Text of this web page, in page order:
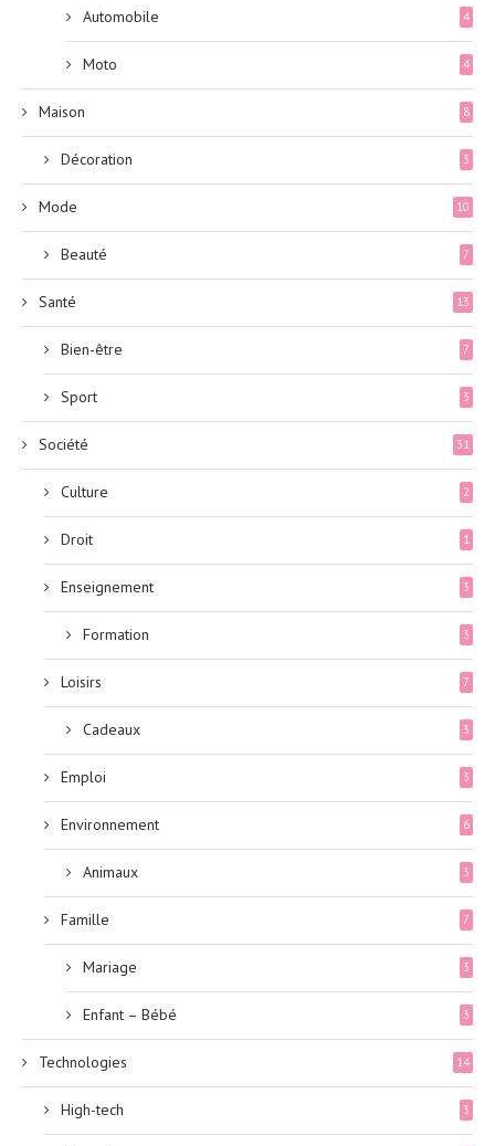
Automobile 4
Moto 4
Maison 8
Décoration 3
Mode 10
Beauté 7
Santé 13
Bien-être 7
Sport 3
Société 31
Culture 2
Droit 1
Enseignement 3
Formation 3
Loisirs 7
Cadeaux 3
Emploi 3
Environnement 6
Animaux 3
Famille 7
Mariage 3
Enfant – Bébé 3
Technologies 14
High-tech 3